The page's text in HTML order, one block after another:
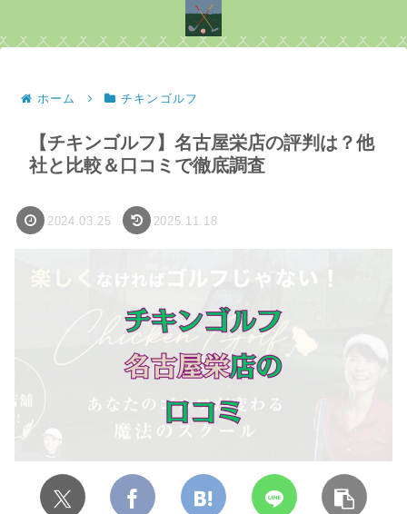
ホーム チキンゴルフ
【チキンゴルフ】名古屋栄店の評判は？他
社と比較＆口コミで徹底調査
2024.03.25 2025.11.18